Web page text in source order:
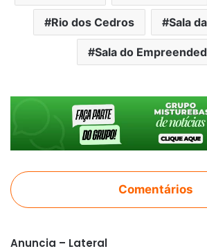
Rio dos Cedros Sala
Sala do
Comentários
Anuncia – Lateral